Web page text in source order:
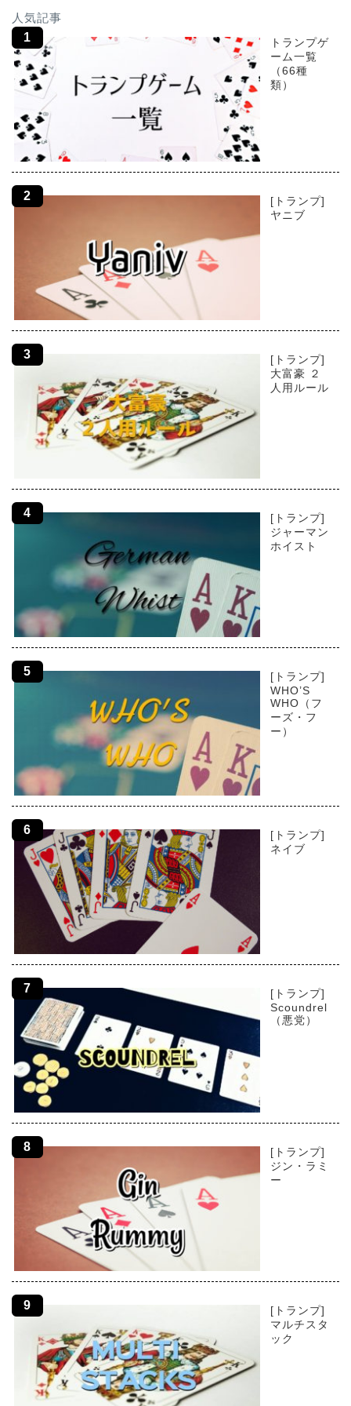
人気記事
トランプゲ
ーム一覧
（66種
類）
[トランプ]
ヤニブ
[トランプ]
大富豪 ２
人用ルール
[トランプ]
ジャーマン
ホイスト
[トランプ]
WHO’S
WHO（フ
ーズ・フ
ー）
[トランプ]
ネイブ
[トランプ]
Scoundrel
（悪党）
[トランプ]
ジン・ラミ
ー
[トランプ]
マルチスタ
ック